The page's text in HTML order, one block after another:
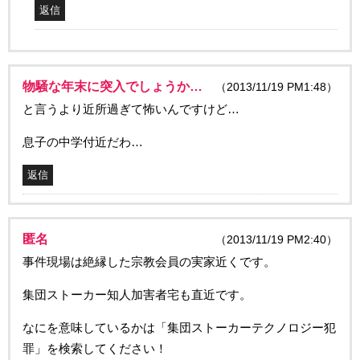
返信
物騒な年末に突入でしょうか… （2013/11/19 PM1:48）
と言うより近所過ぎて怖いんですけど…
息子の中学付近だわ…
返信
匿名 （2013/11/19 PM2:40）
事件現場は絶縁した宗教会員の実家近くです。
集団ストーカー知人加害者宅も直近です。
なにを意味しているかは「集団ストーカーテクノロジー犯
罪」を検索してください！